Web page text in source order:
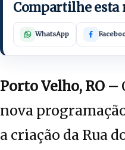
Compartilhe esta
WhatsApp
Porto Velho, RO –
nova
a criação da Rua